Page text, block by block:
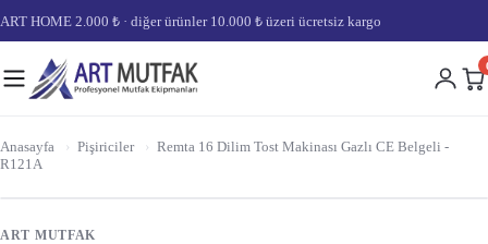
ART HOME 2.000 ₺ · diğer ürünler 10.000 ₺ üzeri ücretsiz kargo
Anasayfa › Pişiriciler › Remta 16 Dilim Tost Makinası Gazlı CE Belgeli -
R121A
ART MUTFAK